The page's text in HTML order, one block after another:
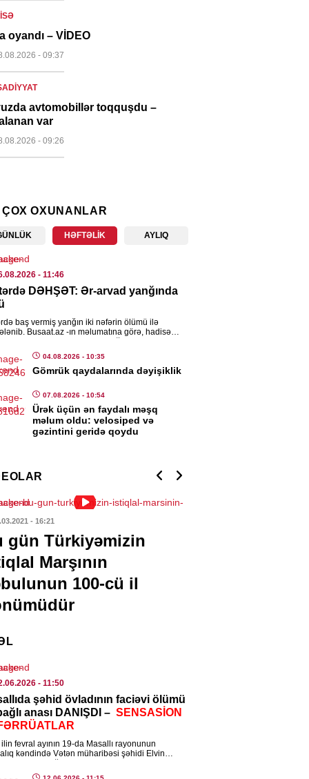
oyandı – VİDEO
- 09:37
avtomobillər toqquşdu –
var
- 09:26
- 09:24
400 milyon dollarlıq lazer
alır
- 09:22
əlindən alınan Şahlar
qarşı YENİ İDDİA: Rusiya
- 13:47
- 13:31
Tacikistan arasındakı
təsdiqləndi
- 13:26
sədr təyin edildi
Malayziyadakı və
səfirləri geri çağırıldı
- 13:21
OXUNANLAR
HƏFTƏLIK AYLIQ
- 11:46
DƏHŞƏT: Ər-arvad yanğında
baş vermiş yanğın iki nəfərin ölümü ilə
Busaat.az -ın məlumatına görə, hadisə
[…]
04.08.2026 - 10:35
Gömrük qaydalarında dəyişiklik
07.08.2026 - 10:54
Ürək üçün ən faydalı məşq
məlum oldu: velosiped və
gəzintini geridə qoydu
- 16:21
gün Türkiyəmizin
Marşının
100-cü il
- 11:50
şəhid övladının faciəvi ölümü
anası DANIŞDI – SENSASİON
fevral ayının 19-da Masallı rayonunun
kəndində Vətən müharibəsi şəhidi Elvin